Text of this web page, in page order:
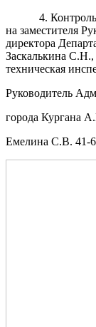
4.
на заместителя
директора
Заскалькина
техническая
Руководитель
города Кургана
Емелина С.В. 41-